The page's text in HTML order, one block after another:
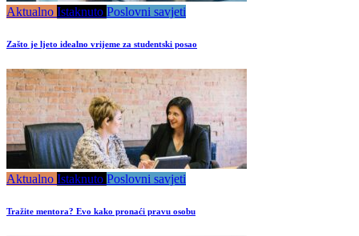
Aktualno Istaknuto Poslovni savjeti
Zašto je ljeto idealno vrijeme za studentski posao
Aktualno Istaknuto Poslovni savjeti
Tražite mentora? Evo kako pronaći pravu osobu